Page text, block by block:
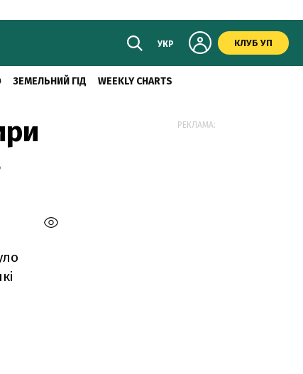
УКР КЛУБ УП
ЗЕМЕЛЬНИЙ ГІД WEEKLY CHARTS
РЕКЛАМА: